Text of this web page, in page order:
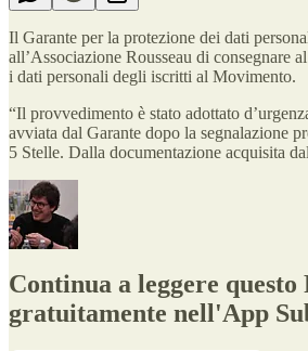
Il Garante per la protezione dei dati
all’Associazione Rousseau di consegnare
i dati personali degli iscritti al Movimento.
“Il provvedimento è stato adottato
avviata dal Garante dopo la segnalazione
5 Stelle. Dalla documentazione acquisita
Continua a leggere questo
gratuitamente nell'App